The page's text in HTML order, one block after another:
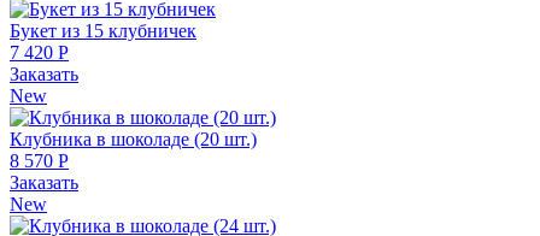
Букет из 15 клубничек
7 420 Р
Заказать
New
Клубника в шоколаде (20 шт.)
8 570 Р
Заказать
New